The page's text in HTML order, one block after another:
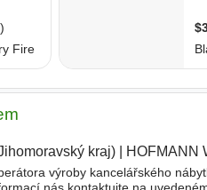
kraj) HOFMANN
výroby kancelářského